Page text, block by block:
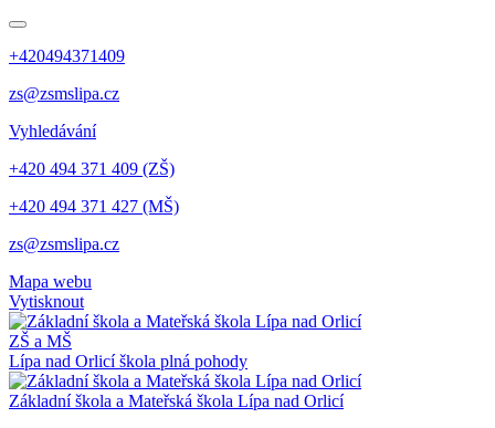
+420494371409
zs@zsmslipa.cz
Vyhledávání
+420 494 371 409 (ZŠ)
+420 494 371 427 (MŠ)
zs@zsmslipa.cz
Mapa webu
Vytisknout
ZŠ a MŠ
Lípa nad Orlicíškola plná pohody
Základní škola a Mateřská škola Lípa nad Orlicí